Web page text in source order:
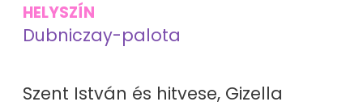
HELYSZÍN
Dubniczay-palota
Szent István és hitvese, Gizella